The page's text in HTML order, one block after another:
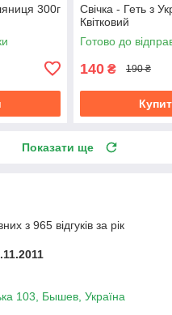
300г
Свічка - Геть з
Квітковий
Готово до
140 ₴ 190 ₴
Показати ще
з 965 відгуків за рік
103, Бышев, Україна